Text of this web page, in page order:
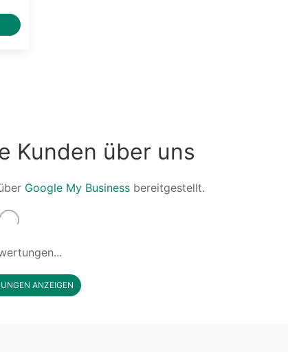
Kunden über uns
Google My Businessbereitgestellt.
ANZEIGEN